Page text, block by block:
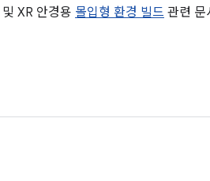
XR 안경용 몰입형 환경 빌드 관련 문